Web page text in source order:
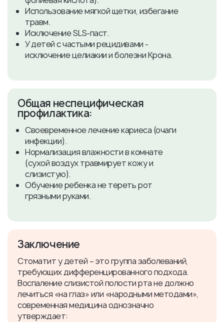
Использование мягкой щетки, избегание
травм.
Исключение SLS-паст.
У детей с частыми рецидивами -
исключение целиакии и болезни Крона.
Общая неспецифическая
профилактика:
Своевременное лечение кариеса (очаги
инфекции).
Нормализация влажности в комнате
(сухой воздух травмирует кожу и
слизистую).
Обучение ребенка не тереть рот
грязными руками.
Заключение
Стоматит у детей – это группа заболеваний,
требующих дифференцированного подхода.
Воспаление слизистой полости рта не должно
лечиться «на глаз» или «народными методами»,
современная медицина однозначно
утверждает: